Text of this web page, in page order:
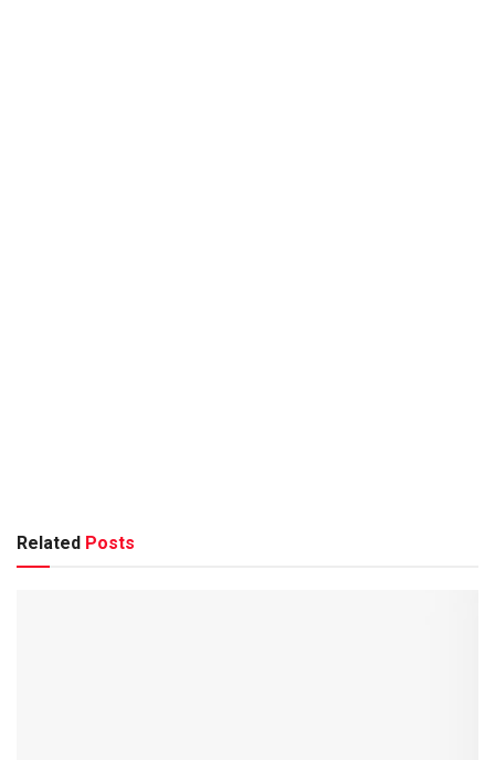
Related Posts